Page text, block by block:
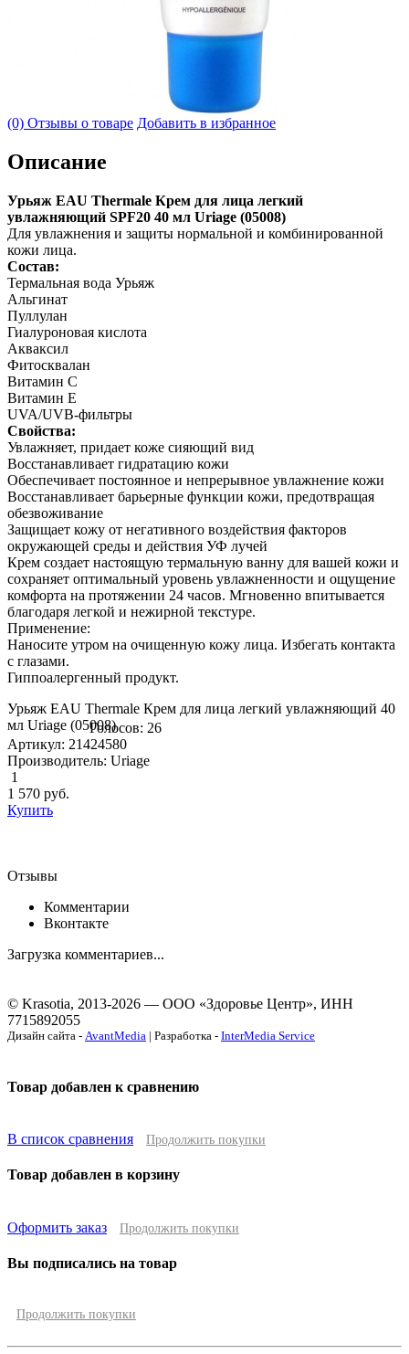
(0) Отзывы о товаре Добавить в избранное
Описание
Урьяж EAU Thermale Крем для лица легкий
увлажняющий SPF20 40 мл Uriage (05008)
Для увлажнения и защиты нормальной и комбинированной
кожи лица.
Состав:
Термальная вода Урьяж
Альгинат
Пуллулан
Гиалуроновая кислота
Акваксил
Фитосквалан
Витамин С
Витамин Е
UVA/UVB-фильтры
Свойства:
Увлажняет, придает коже сияющий вид
Восстанавливает гидратацию кожи
Обеспечивает постоянное и непрерывное увлажнение кожи
Восстанавливает барьерные функции кожи, предотвращая
обезвоживание
Защищает кожу от негативного воздействия факторов
окружающей среды и действия УФ лучей
Крем создает настоящую термальную ванну для вашей кожи и
сохраняет оптимальный уровень увлажненности и ощущение
комфорта на протяжении 24 часов. Мгновенно впитывается
благодаря легкой и нежирной текстуре.
Применение:
Наносите утром на очищенную кожу лица. Избегать контакта
с глазами.
Гиппоалергенный продукт.
Урьяж EAU Thermale Крем для лица легкий увлажняющий 40
мл Uriage (05008)Голосов: 26
Артикул: 21424580
Производитель: Uriage
1
1 570 руб.
Купить
Отзывы
Комментарии
Вконтакте
Загрузка комментариев...
© Krasotia, 2013-2026 — ООО «Здоровье Центр», ИНН
7715892055
Дизайн сайта - AvantMedia | Разработка - InterMedia Service
Товар добавлен к сравнению
В список сравнения Продолжить покупки
Товар добавлен в корзину
Оформить заказ Продолжить покупки
Вы подписались на товар
Продолжить покупки